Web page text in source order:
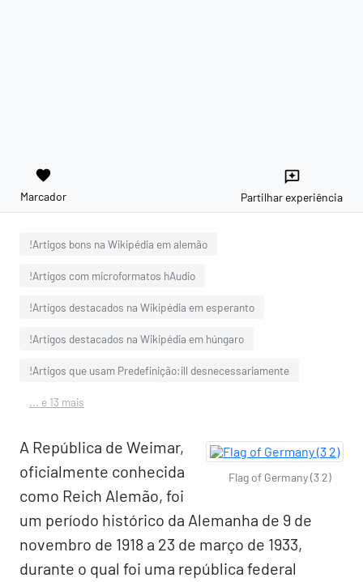
favorite
Marcador
reviews
Partilhar experiência
!Artigos bons na Wikipédia em alemão
!Artigos com microformatos hAudio
!Artigos destacados na Wikipédia em esperanto
!Artigos destacados na Wikipédia em húngaro
!Artigos que usam Predefinição:ill desnecessariamente
... e 13 mais
Flag of Germany (3 2)
A República de Weimar,
oficialmente conhecida
como Reich Alemão, foi
um período histórico da Alemanha de 9 de
novembro de 1918 a 23 de março de 1933,
durante o qual foi uma república federal